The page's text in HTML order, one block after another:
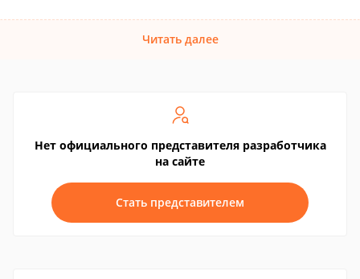
Читать далее
Нет официального представителя разработчика
на сайте
Стать представителем